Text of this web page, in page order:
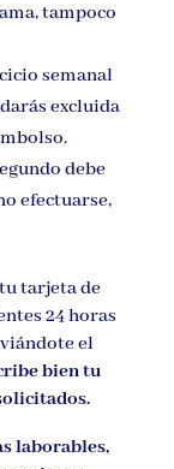
tampoco
semanal
excluida
debe
efectuarse,
tarjeta de
24 horas
el
bien tu
laborables,